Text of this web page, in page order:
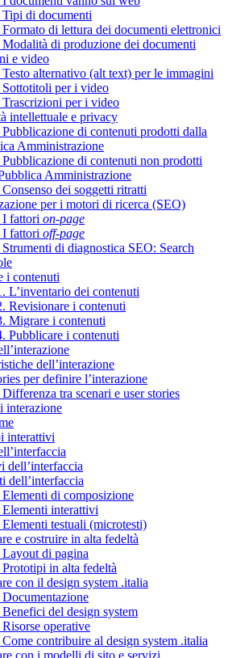
di documenti
di lettura dei documenti elettronici
di produzione dei documenti
e video
alternativo (alt text) per le immagini
Sottotitoli per i video
per i video
intellettuale e privacy
di contenuti prodotti dalla
Amministrazione
di contenuti non prodotti
Amministrazione
dei soggetti ritratti
per i motori di ricerca (SEO)
I fattori on-page
I fattori off-page
di diagnostica SEO: Search
i contenuti
L’inventario dei contenuti
Revisionare i contenuti
Migrare i contenuti
Pubblicare i contenuti
dell’interazione
per definire l’interazione
tra scenari e user stories
interazione
interattivi
dell’interfaccia
dell’interfaccia
di composizione
interattivi
testuali (microtesti)
e costruire in alta fedeltà
di pagina
in alta fedeltà
con il design system .italia
del design system
operative
contribuire al design system .italia
con i modelli di sito e servizi